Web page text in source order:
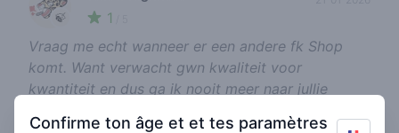
🍃 1
Vraag me echt wanneer er een andere fk Shop
komt. Want verwacht gwn kwaliteit voor
kwantiteit en dus ga ik nooit meer naar jullie
Confirme ton âge et et tes paramètres